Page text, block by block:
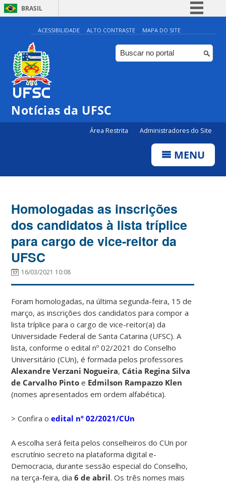
BRASIL
Simplifique!
Comunica BR
Participe
ACESSIBILIDADE ALTO CONTRASTE MAPA DO SITE
Notícias da UFSC
Área Restrita Administradores do Site
MENU
Homologadas as inscrições
dos candidatos à lista tríplice
para cargo de vice-reitor da
UFSC
16/03/2021 10:08
Foram homologadas, na última segunda-feira, 15 de
março, as inscrições dos candidatos para compor a
lista tríplice para o cargo de vice-reitor(a) da
Universidade Federal de Santa Catarina (UFSC). A
lista, conforme o edital nº 02/2021 do Conselho
Universitário (CUn), é formada pelos professores
Alexandre Verzani Nogueira, Cátia Regina Silva
de Carvalho Pinto e Edmilson Rampazzo Klen
(nomes apresentados em ordem alfabética).
> Confira oedital nº 02/2021/CUn
A escolha será feita pelos conselheiros do CUn por
escrutínio secreto na plataforma digital e-
Democracia, durante sessão especial do Conselho,
na terça-feira, dia 6 de abril. Os três nomes mais